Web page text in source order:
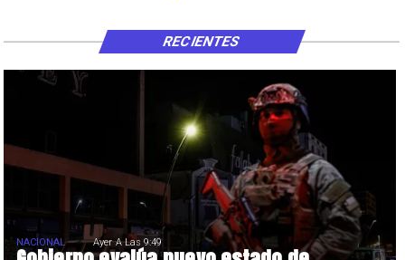
NACIONAL Ayer A Las 9:49
RECIENTES